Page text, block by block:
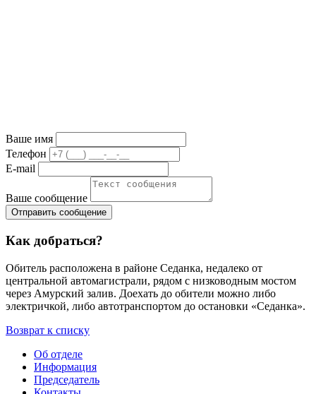
Ваше имя
Телефон
E-mail
Ваше сообщение
Как добраться?
Обитель расположена в районе Седанка, недалеко от
центральной автомагистрали, рядом с низководным мостом
через Амурский залив. Доехать до обители можно либо
электричкой, либо автотранспортом до остановки «Седанка».
Возврат к списку
Об отделе
Информация
Председатель